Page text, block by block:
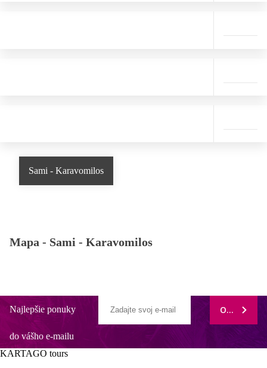
Sami - Karavomilos
Mapa - Sami - Karavomilos
Najlepšie ponuky
do vášho e-mailu
ODOBERAŤ
KARTAGO tours